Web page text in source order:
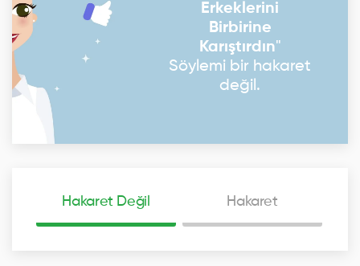
Erkeklerini
Birbirine
Karıştırdın"
Söylemi bir hakaret
değil.
Hakaret Değil Hakaret